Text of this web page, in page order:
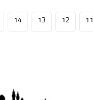
11
12
13
14